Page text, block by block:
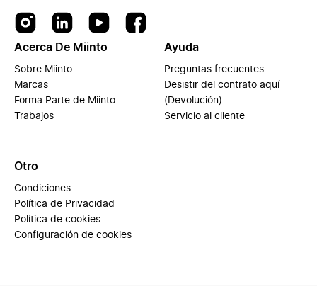
Acerca De Miinto
Sobre Miinto
Marcas
Forma Parte de Miinto
Trabajos
Ayuda
Preguntas frecuentes
Desistir del contrato aquí
(Devolución)
Servicio al cliente
Otro
Condiciones
Política de Privacidad
Política de cookies
Configuración de cookies